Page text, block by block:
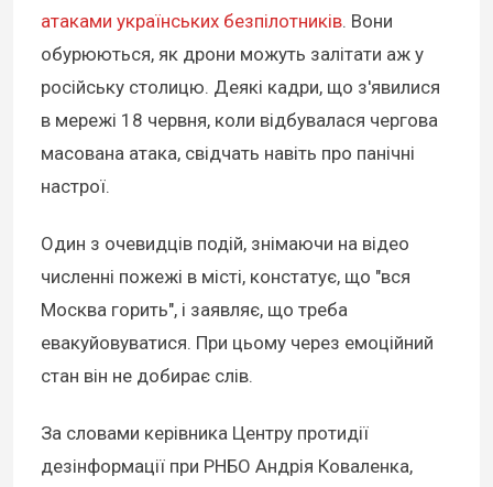
атаками українських безпілотників. Вони
обурюються, як дрони можуть залітати аж у
російську столицю. Деякі кадри, що з'явилися
в мережі 18 червня, коли відбувалася чергова
масована атака, свідчать навіть про панічні
настрої.
Один з очевидців подій, знімаючи на відео
численні пожежі в місті, констатує, що "вся
Москва горить", і заявляє, що треба
евакуйовуватися. При цьому через емоційний
стан він не добирає слів.
За словами керівника Центру протидії
дезінформації при РНБО Андрія Коваленка,